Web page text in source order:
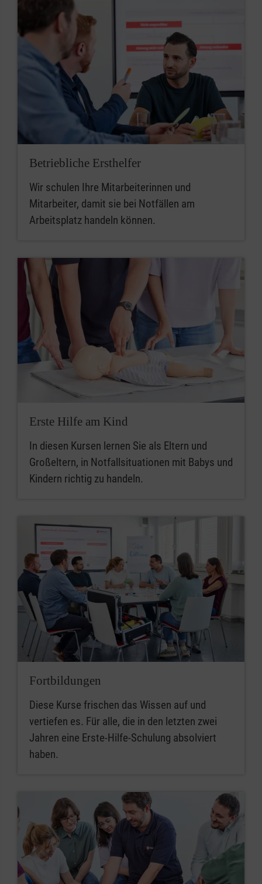
Betriebliche Ersthelfer
Wir schulen Ihre Mitarbeiterinnen und
Mitarbeiter, damit sie bei Notfällen am
Arbeitsplatz handeln können.
Erste Hilfe am Kind
In diesen Kursen lernen Sie als Eltern und
Großeltern, in Notfallsituationen mit Babys und
Kindern richtig zu handeln.
Fortbildungen
Diese Kurse frischen das Wissen auf und
vertiefen es. Für alle, die in den letzten zwei
Jahren eine Erste-Hilfe-Schulung absolviert
haben.